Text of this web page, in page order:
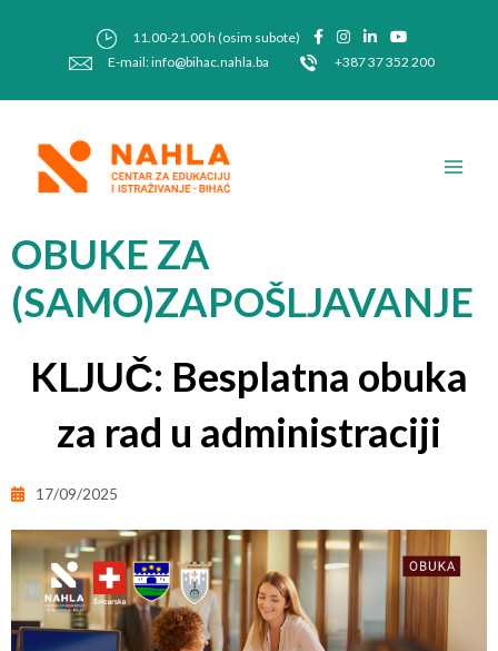
11.00-21.00 h (osim subote)
E-mail: info@bihac.nahla.ba
+387 37 352 200
Menu
OBUKE ZA
(SAMO)ZAPOŠLJAVANJE
KLJUČ: Besplatna obuka
za rad u administraciji
17/09/2025